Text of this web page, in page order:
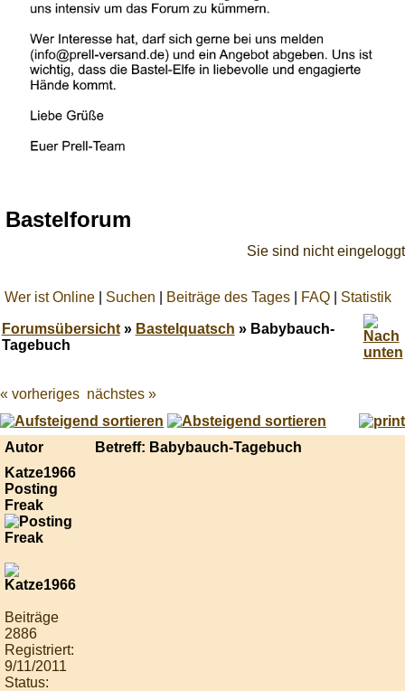
Bastelforum
Sie sind nicht eingeloggt
Wer ist Online Suchen Beiträge des Tages FAQ Statistik
Forumsübersicht» Bastelquatsch » Babybauch-
Tagebuch
Best
online
live
casino
« vorheriges nächstes »
Autor
Betreff: Babybauch-Tagebuch
Katze1966
Posting
Freak
Beiträge
2886
Registriert:
9/11/2011
Status: